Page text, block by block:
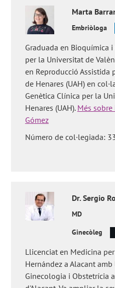
Marta
Embriòloga
Graduada en Bioquímica
per la Universitat de
en Reproducció Assistida
de Henares (UAH) en
Genètica Clínica per la
Henares (UAH). Més
Gómez
Número de col·legiada:
Dr. Sergio
MD
Ginecòleg
Llicenciat en Medicina
Hernández a Alacant
Ginecologia i Obstetrícia